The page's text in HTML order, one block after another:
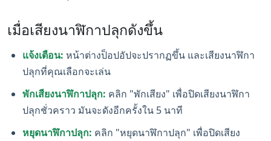
เมื่อเสียงนาฬิกาปลุกดังขึ้น
แจ้งเตือน: หน้าต่างป็อปอัปจะปรากฏขึ้น และเสียงนาฬิกา
ปลุกที่คุณเลือกจะเล่น
พักเสียงนาฬิกาปลุก: คลิก "พักเสียง" เพื่อปิดเสียงนาฬิกา
ปลุกชั่วคราว มันจะดังอีกครั้งใน 5 นาที
หยุดนาฬิกาปลุก: คลิก "หยุดนาฬิกาปลุก" เพื่อปิดเสียง